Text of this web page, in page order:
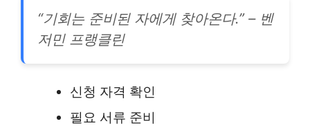
“기회는 준비된 자에게 찾아온다.” – 벤
저민 프랭클린
신청 자격 확인
필요 서류 준비